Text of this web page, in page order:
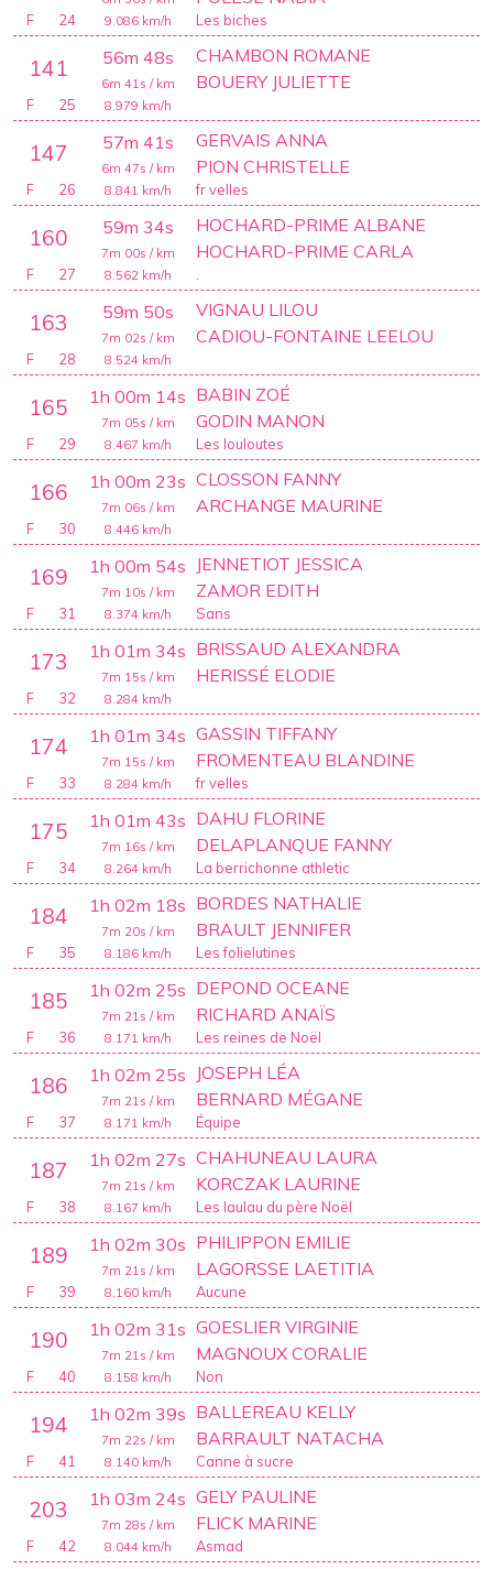
9.086 km/h
F 24 Les biches
141 56m 48s
CHAMBON ROMANE
BOUERY JULIETTE
6m 41s / km
8.979 km/h
F 25
147 57m 41s
GERVAIS ANNA
PION CHRISTELLE
6m 47s / km
8.841 km/h
F 26 fr velles
160 59m 34s
HOCHARD-PRIME ALBANE
HOCHARD-PRIME CARLA
7m 00s / km
8.562 km/h
F 27
163 59m 50s
VIGNAU LILOU
CADIOU-FONTAINE LEELOU
7m 02s / km
8.524 km/h
F 28
165 1h 00m 14s BABIN ZOÉ
GODIN MANON
7m 05s / km
8.467 km/h
F 29 Les louloutes
166 1h 00m 23s CLOSSON FANNY
ARCHANGE MAURINE
7m 06s / km
8.446 km/h
F 30
169 1h 00m 54s JENNETIOT JESSICA
ZAMOR EDITH
7m 10s / km
8.374 km/h
F 31 Sans
173 1h 01m 34s BRISSAUD ALEXANDRA
HERISSÉ ELODIE
7m 15s / km
8.284 km/h
F 32
174 1h 01m 34s GASSIN TIFFANY
FROMENTEAU BLANDINE
7m 15s / km
8.284 km/h
F 33 fr velles
175 1h 01m 43s DAHU FLORINE
DELAPLANQUE FANNY
7m 16s / km
8.264 km/h
F 34 La berrichonne athletic
184 1h 02m 18s BORDES NATHALIE
BRAULT JENNIFER
7m 20s / km
8.186 km/h
F 35 Les folielutines
185 1h 02m 25s DEPOND OCEANE
RICHARD ANAÏS
7m 21s / km
8.171 km/h
F 36 Les reines de Noël
186 1h 02m 25s JOSEPH LÉA
BERNARD MÉGANE
7m 21s / km
8.171 km/h
F 37 Équipe
187 1h 02m 27s CHAHUNEAU LAURA
KORCZAK LAURINE
7m 21s / km
8.167 km/h
F 38 Les laulau du père Noël
189 1h 02m 30s PHILIPPON EMILIE
LAGORSSE LAETITIA
7m 21s / km
8.160 km/h
F 39 Aucune
190 1h 02m 31s GOESLIER VIRGINIE
MAGNOUX CORALIE
7m 21s / km
8.158 km/h
F 40 Non
194 1h 02m 39s BALLEREAU KELLY
BARRAULT NATACHA
7m 22s / km
8.140 km/h
F 41 Canne à sucre
203 1h 03m 24s GELY PAULINE
FLICK MARINE
7m 28s / km
8.044 km/h
F 42 Asmad